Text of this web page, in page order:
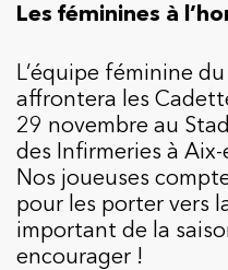
Les féminines à
L’équipe féminine
affrontera les
29 novembre au
des Infirmeries à
Nos joueuses
pour les porter vers
important de la
encourager !